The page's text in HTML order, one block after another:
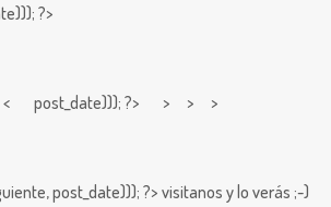
?>
< post_date))); ?> > > >
post_date))); ?> visitanos y lo verás ;-)